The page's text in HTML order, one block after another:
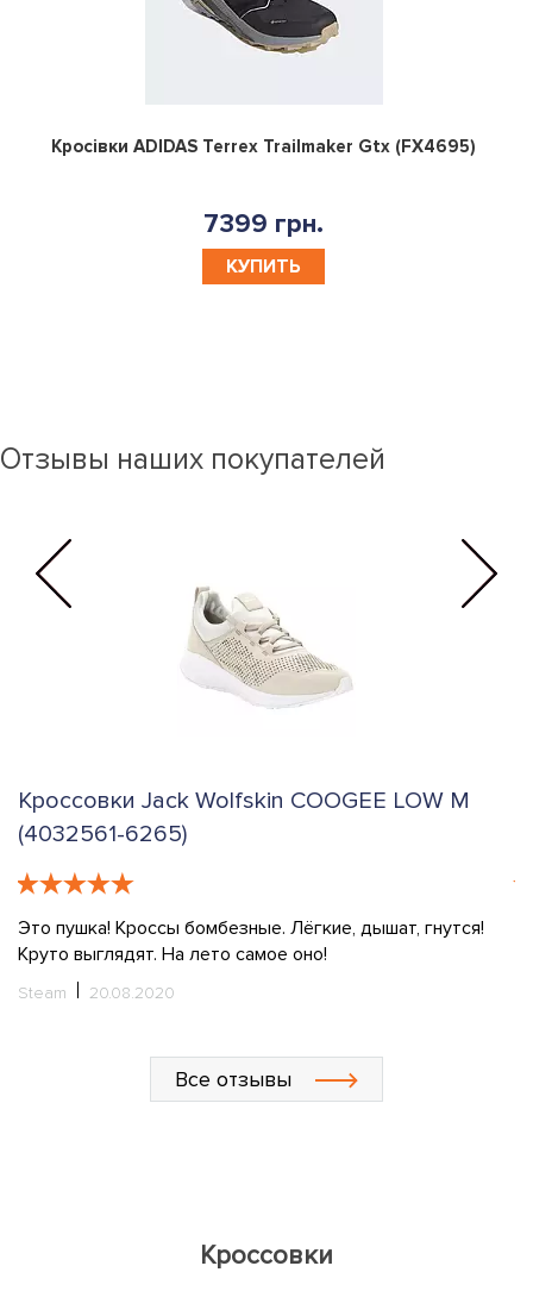
0
Кросівки ADIDAS Terrex Trailmaker Gtx (FX4695)
7399 грн.
КУПИТЬ
Отзывы наших покупателей
Кроссовки Jack Wolfskin COOGEE LOW M
(4032561-6265)
Это пушка! Кроссы бомбезные. Лёгкие, дышат, гнутся!
Круто выглядят. На лето самое оно!
Steam 20.08.2020
Все отзывы
Кроссовки